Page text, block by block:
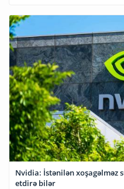
Nvidia: İstənilən xoşagəlməz
etdirə bilər